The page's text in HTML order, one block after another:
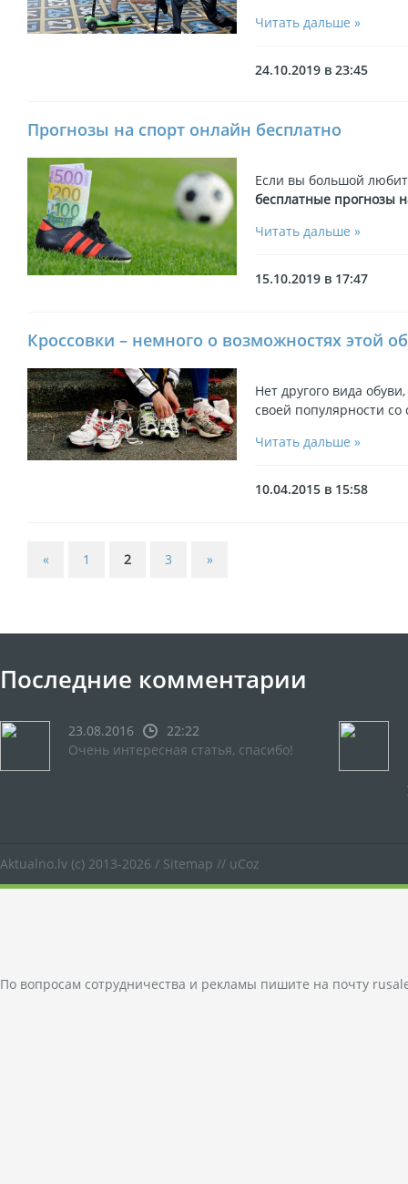
Читать дальше »
24.10.2019 в 23:45
Прогнозы на спорт онлайн бесплатно
Если вы большой
бесплатные прогнозы
Читать дальше »
15.10.2019 в 17:47
Кроссовки – немного о возможностях этой
Нет другого вида
своей популярности
Читать дальше »
10.04.2015 в 15:58
« 1 2 3 »
Последние комментарии
23.08.2016
22:22
Очень интересная статья, спасибо!
Aktualno.lv (c) 2013-2026 / Sitemap // uCoz
По вопросам сотрудничества и рекламы пишите на почту